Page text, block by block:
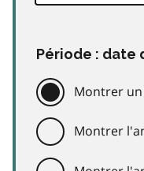
Période : date
Montrer
Montrer